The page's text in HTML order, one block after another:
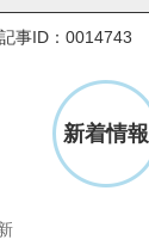
記事ID：0014743
新着情報